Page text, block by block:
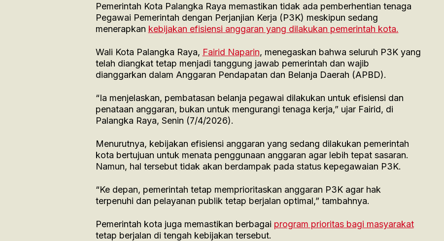
Pemerintah Kota Palangka Raya memastikan tidak ada pemberhentian tenaga
Pegawai Pemerintah dengan Perjanjian Kerja (P3K) meskipun sedang
menerapkan kebijakan efisiensi anggaran yang dilakukan pemerintah kota.
Wali Kota Palangka Raya, Fairid Naparin, menegaskan bahwa seluruh P3K yang
telah diangkat tetap menjadi tanggung jawab pemerintah dan wajib
dianggarkan dalam Anggaran Pendapatan dan Belanja Daerah (APBD).
“Ia menjelaskan, pembatasan belanja pegawai dilakukan untuk efisiensi dan
penataan anggaran, bukan untuk mengurangi tenaga kerja,” ujar Fairid, di
Palangka Raya, Senin (7/4/2026).
Menurutnya, kebijakan efisiensi anggaran yang sedang dilakukan pemerintah
kota bertujuan untuk menata penggunaan anggaran agar lebih tepat sasaran.
Namun, hal tersebut tidak akan berdampak pada status kepegawaian P3K.
“Ke depan, pemerintah tetap memprioritaskan anggaran P3K agar hak
terpenuhi dan pelayanan publik tetap berjalan optimal,” tambahnya.
Pemerintah kota juga memastikan berbagai program prioritas bagi masyarakat
tetap berjalan di tengah kebijakan tersebut.